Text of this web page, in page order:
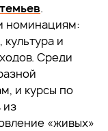
.
номинациям:
и
Среди
и курсы по
из
«живых»